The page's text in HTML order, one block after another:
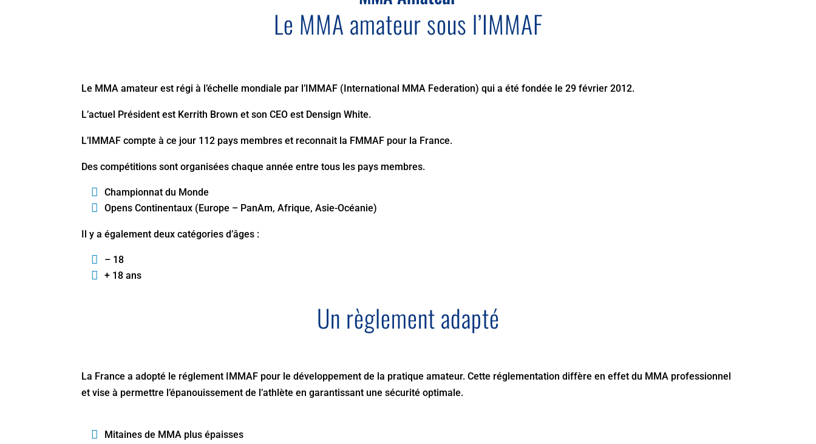
Le MMA amateur sous l’IMMAF
Le MMA amateur est régi à l’échelle mondiale par l’ IMMAF (International MMA Federation) qui a été fondée le 29 février 2012.
L’actuel Président est Kerrith Brown et son CEO est Densign White.
L’IMMAF compte à ce jour 112 pays membres et reconnait la FMMAF pour la France.
Des compétitions sont organisées chaque année entre tous les pays membres.
Championnat du Monde
Opens Continentaux (Europe – PanAm, Afrique, Asie-Océanie)
Il y a également deux catégories d’âges :
– 18
+ 18 ans
Un règlement adapté
La France a adopté le réglement IMMAF pour le développement de la pratique amateur. Cette réglementation diffère en effet du MMA professionnel
et vise à permettre l’épanouissement de l’athlète en garantissant une sécurité optimale.
Mitaines de MMA plus épaisses